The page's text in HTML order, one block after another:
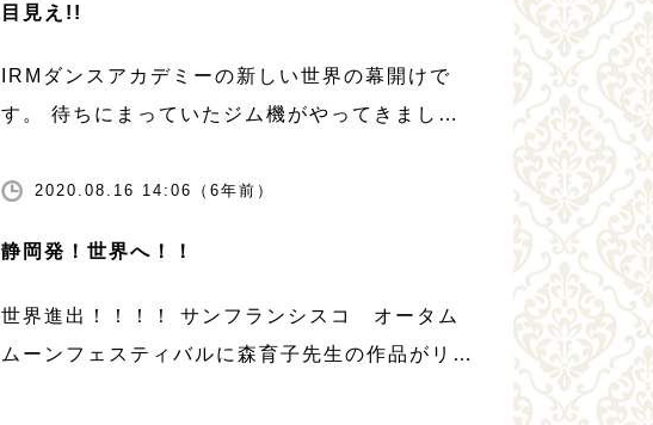
目見え!!
IRMダンスアカデミーの新しい世界の幕開けで
す。 待ちにまっていたジム機がやってきまし
きっと楽しいレッスンになること請け合いです‼️
2020.08.16 14:06（6年前）
静岡発！世界へ！！
世界進出！！！！ サンフランシスコ オータム
ムーンフェスティバルに森育子先生の作品がリモ